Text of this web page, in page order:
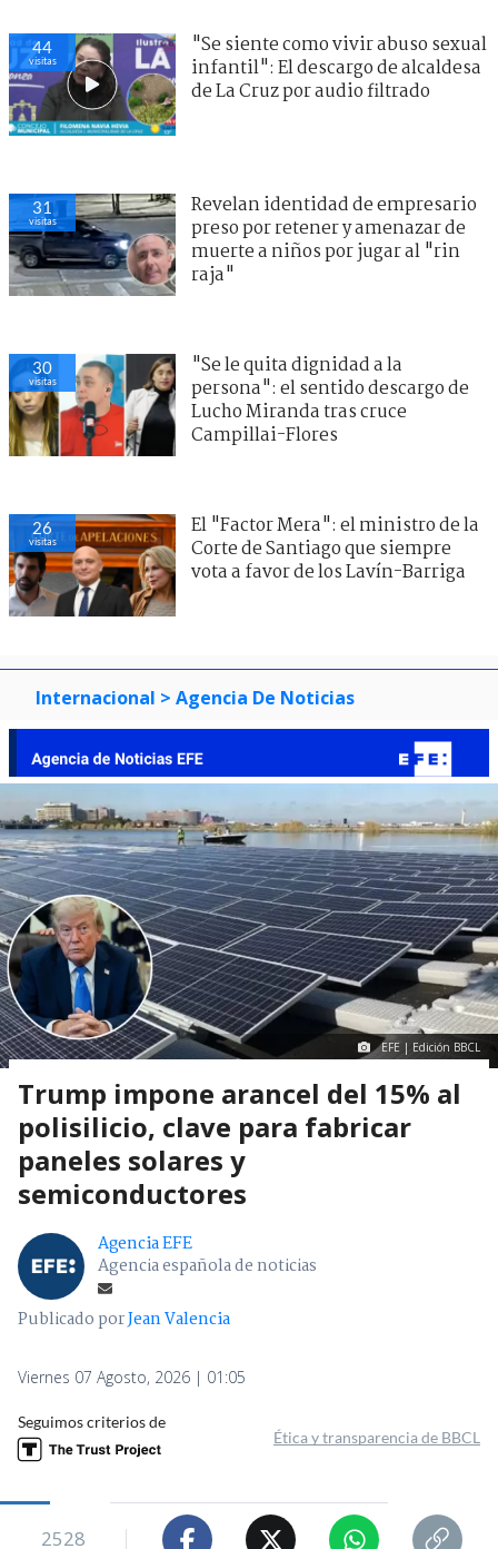
44
visitas
"Se siente como vivir abuso sexual
infantil": El descargo de alcaldesa
de La Cruz por audio filtrado
31
visitas
Revelan identidad de empresario
preso por retener y amenazar de
muerte a niños por jugar al "rin
raja"
30
visitas
"Se le quita dignidad a la
persona": el sentido descargo de
Lucho Miranda tras cruce
Campillai-Flores
26
visitas
El "Factor Mera": el ministro de la
Corte de Santiago que siempre
vota a favor de los Lavín-Barriga
Internacional > Agencia De Noticias
EFE | Edición BBCL
Trump impone arancel del 15% al
polisilicio, clave para fabricar
paneles solares y
semiconductores
Agencia EFE
Agencia española de noticias
Publicado porJean Valencia
Viernes 07 Agosto, 2026 | 01:05
Seguimos criterios de
Ética y transparencia de BBCL
2528